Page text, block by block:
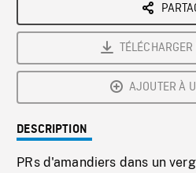
AJOUTER À
DESCRIPTION
PRs d'amandiers dans un